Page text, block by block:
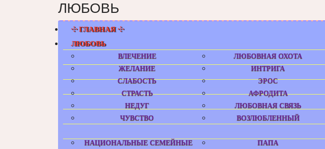
ЛЮБОВЬ
⸭ ГЛАВНАЯ ⸭
ЛЮБОВЬ
ВЛЕЧЕНИЕ
ЖЕЛАНИЕ
СЛАБОСТЬ
СТРАСТЬ
НЕДУГ
ЧУВСТВО
ЛЮБОВНАЯ ОХОТА
ИНТРИГА
ЭРОС
АФРОДИТА
ЛЮБОВНАЯ СВЯЗЬ
ВОЗЛЮБЛЕННЫЙ
НАЦИОНАЛЬНЫЕ СЕМЕЙНЫЕ
ПАПА